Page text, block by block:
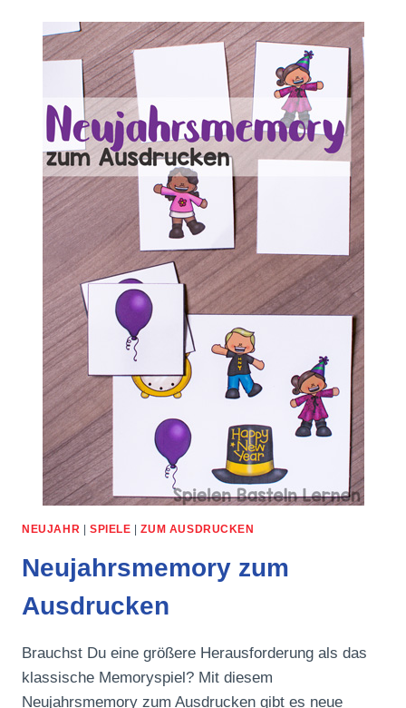
BUCHSTABENSUCHE
NEUJAHR SPIELE |ZUM AUSDRUCKEN
Neujahrsmemory zum
Ausdrucken
Brauchst Du eine größere Herausforderung als das
klassische Memoryspiel? Mit diesem
Neujahrsmemory zum Ausdrucken gibt es neue